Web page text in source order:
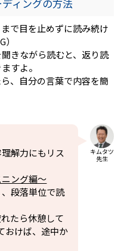
ィングの方法
で目を止めずに読み続け
きながら読むと、返り読
すよ。
、自分の言葉で内容を簡
解力にもリス
ング編～
段落単位で読
たら休憩して
おけば、途中か
キムタツ
先生